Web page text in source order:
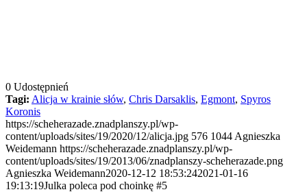
0 Udostępnień
Tagi: Alicja w krainie słów, Chris Darsaklis, Egmont, Spyros
Koronis
https://scheherazade.znadplanszy.pl/wp-
content/uploads/sites/19/2020/12/alicja.jpg 576 1044 Agnieszka
Weidemann https://scheherazade.znadplanszy.pl/wp-
content/uploads/sites/19/2013/06/znadplanszy-scheherazade.png
Agnieszka Weidemann2020-12-12 18:53:242021-01-16
19:13:19Julka poleca pod choinkę #5